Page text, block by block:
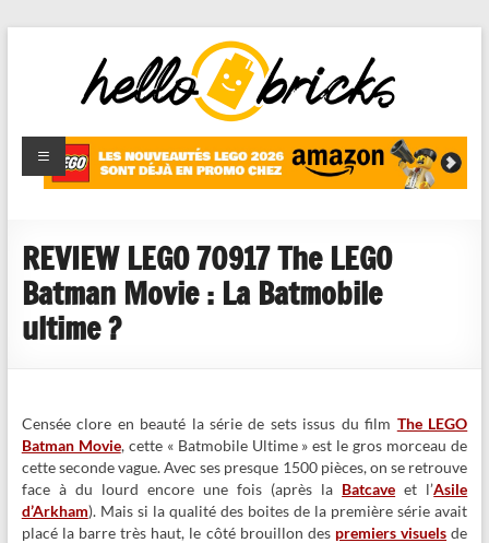
HelloBricks
Blog LEGO,
nouveaut�s
reviews
REVIEW LEGO 70917 The LEGO
Batman Movie : La Batmobile
ultime ?
Censée clore en beauté la série de sets issus du film The LEGO
Batman Movie, cette « Batmobile Ultime » est le gros morceau de
cette seconde vague. Avec ses presque 1500 pièces, on se retrouve
face à du lourd encore une fois (après la Batcave et l’Asile
d’Arkham). Mais si la qualité des boites de la première série avait
placé la barre très haut, le côté brouillon des premiers visuels de